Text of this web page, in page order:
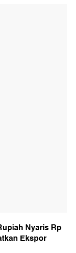
Nyaris Rp
Ekspor